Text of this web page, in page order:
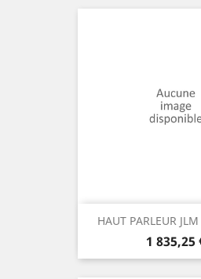
HAUT PARLEUR
Prix
1 835,25